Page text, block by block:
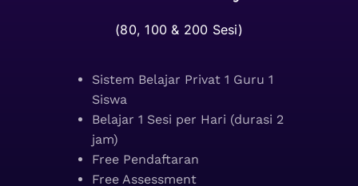
(80, 100 & 200 Sesi)
Sistem Belajar Privat 1 Guru 1
Siswa
Belajar 1 Sesi per Hari (durasi 2
jam)
Free Pendaftaran
Free Assessment